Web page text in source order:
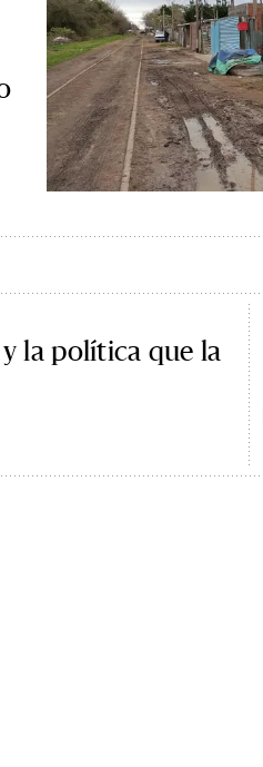
la política que la